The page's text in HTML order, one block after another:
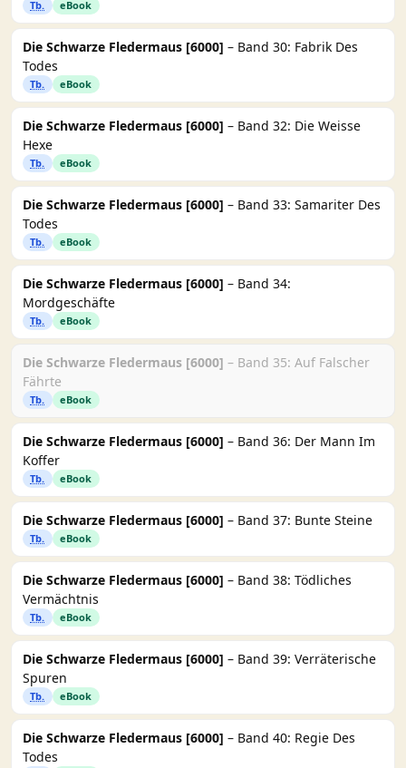
Tb. eBook
Die Schwarze Fledermaus [6000] – Band 30: Fabrik Des
Todes
Tb. eBook
Die Schwarze Fledermaus [6000] – Band 32: Die Weisse
Hexe
Tb. eBook
Die Schwarze Fledermaus [6000] – Band 33: Samariter Des
Todes
Tb. eBook
Die Schwarze Fledermaus [6000] – Band 34:
Mordgeschäfte
Tb. eBook
Die Schwarze Fledermaus [6000] – Band 35: Auf Falscher
Fährte
Tb. eBook
Die Schwarze Fledermaus [6000] – Band 36: Der Mann Im
Koffer
Tb. eBook
Die Schwarze Fledermaus [6000] – Band 37: Bunte Steine
Tb. eBook
Die Schwarze Fledermaus [6000] – Band 38: Tödliches
Vermächtnis
Tb. eBook
Die Schwarze Fledermaus [6000] – Band 39: Verräterische
Spuren
Tb. eBook
Die Schwarze Fledermaus [6000] – Band 40: Regie Des
Todes